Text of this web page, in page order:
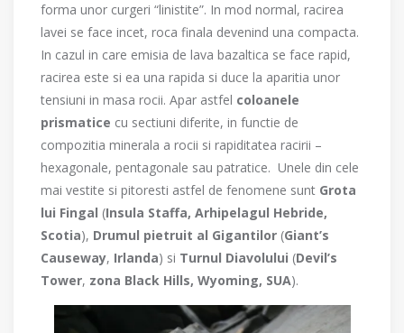
forma unor curgeri “linistite”. In mod normal, racirea
lavei se face incet, roca finala devenind una compacta.
In cazul in care emisia de lava bazaltica se face rapid,
racirea este si ea una rapida si duce la aparitia unor
tensiuni in masa rocii. Apar astfel coloanele
prismatice cu sectiuni diferite, in functie de
compozitia minerala a rocii si rapiditatea racirii –
hexagonale, pentagonale sau patratice. Unele din cele
mai vestite si pitoresti astfel de fenomene sunt Grota
lui Fingal (Insula Staffa, Arhipelagul Hebride,
Scotia), Drumul pietruit al Gigantilor (Giant’s
Causeway, Irlanda) si Turnul Diavolului (Devil’s
Tower, zona Black Hills, Wyoming, SUA).